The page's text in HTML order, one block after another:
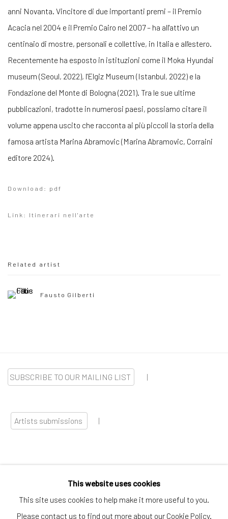
anni Novanta. Vincitore di due importanti premi – il Premio
Acacia nel 2004 e il Premio Cairo nel 2007 – ha all'attivo un
centinaio di mostre, personali e collettive, in Italia e all'estero.
Recentemente ha esposto in istituzioni come il Moka Hyundai
museum (Seoul, 2022), l'Elgiz Museum (Istanbul, 2022) e la
Fondazione del Monte di Bologna (2021). Tra le sue ultime
pubblicazioni, tradotte in numerosi paesi, possiamo citare il
volume appena uscito che racconta ai più piccoli la storia della
famosa artista Marina Abramovic (Marina Abramovic, Corraini
editore 2024).
Download: pdf
Link: Itinerari nell'arte
Related artist
Fausto Gilberti
SUBSCRIBE TO OUR MAILING LIST |
Artists submissions |
This website uses cookies
This site uses cookies to help make it more useful to you.
Please contact us to find out more about our Cookie Policy.